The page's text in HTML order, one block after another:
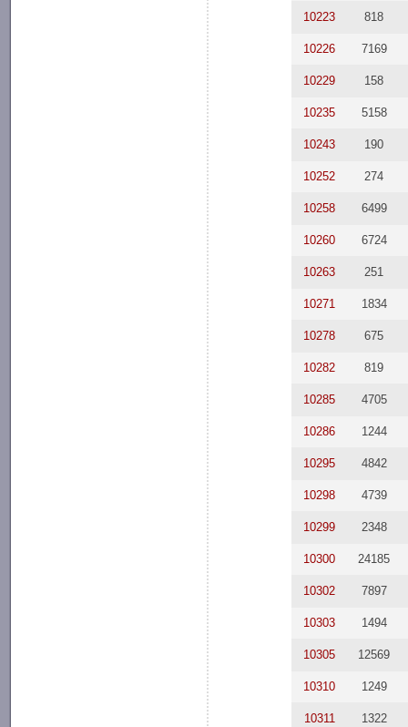
10223 818
10226 7169
10229 158
10235 5158
10243 190
10252 274
10258 6499
10260 6724
10263 251
10271 1834
10278 675
10282 819
10285 4705
10286 1244
10295 4842
10298 4739
10299 2348
10300 24185
10302 7897
10303 1494
10305 12569
10310 1249
10311 1322